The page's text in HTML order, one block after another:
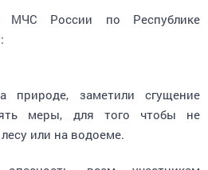
заметили сгущение
меры, для того чтобы не
или на водоеме.